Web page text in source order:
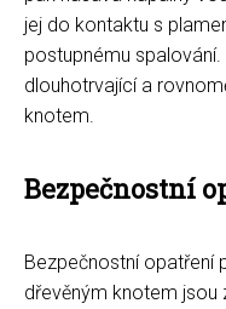
jej do kontaktu s
postupnému
dlouhotrvající a
knotem.
Bezpečnostní
Bezpečnostní opatření
dřevěným knotem jsou